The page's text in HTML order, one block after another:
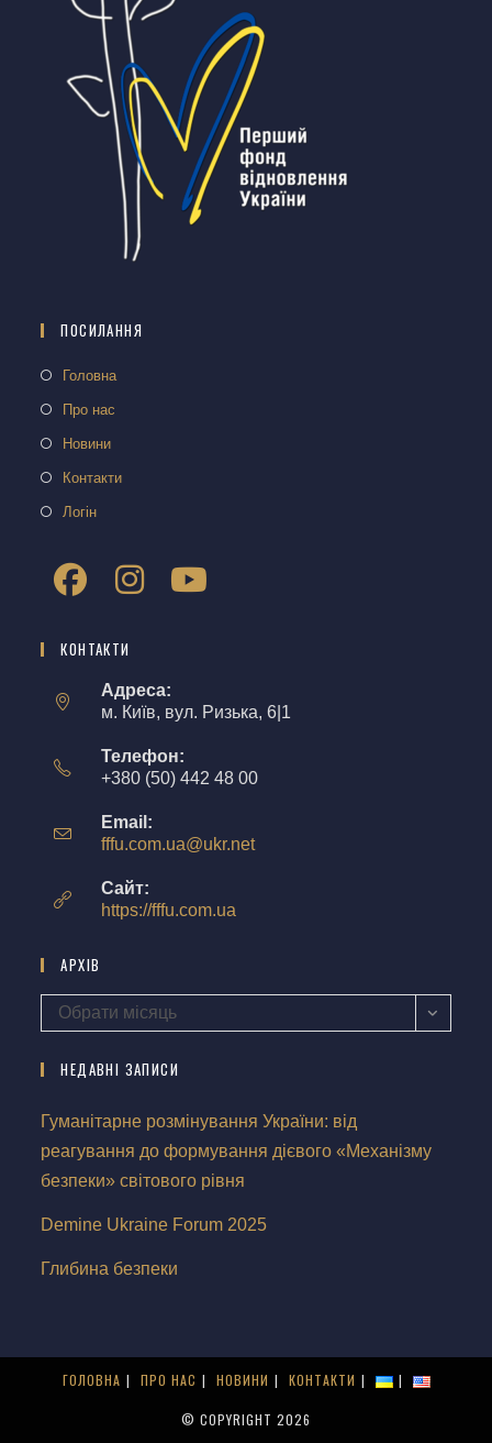
ПОСИЛАННЯ
Головна
Про нас
Новини
Контакти
Логін
КОНТАКТИ
Адреса:
м. Київ, вул. Ризька, 6|1
Телефон:
+380 (50) 442 48 00
Email:
fffu.com.ua@ukr.net
Сайт:
https://fffu.com.ua
АРХІВ
Обрати місяць
НЕДАВНІ ЗАПИСИ
Гуманітарне розмінування України: від
реагування до формування дієвого «Механізму
безпеки» світового рівня
Demine Ukraine Forum 2025
Глибина безпеки
ГОЛОВНА ПРО НАС НОВИНИ КОНТАКТИ
© COPYRIGHT 2026